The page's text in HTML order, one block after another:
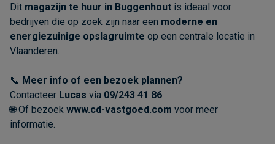
Dit magazijn te huur in Buggenhout is ideaal voor
bedrijven die op zoek zijn naar een moderne en
energiezuinige opslagruimte op een centrale locatie in
Vlaanderen.
📞 Meer info of een bezoek plannen?
Contacteer Lucas via 09/243 41 86
🌐 Of bezoek www.cd-vastgoed.com voor meer
informatie.